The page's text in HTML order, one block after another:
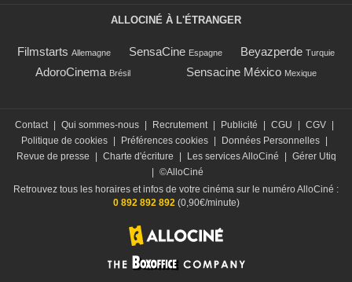
ALLOCINÉ À L'ÉTRANGER
Filmstarts Allemagne SensaCine Espagne Beyazperde Turquie
AdoroCinema Brésil Sensacine México Mexique
Contact Qui sommes-nous Recrutement Publicité CGU CGV
Politique de cookies
Préférences cookies Données Personnelles
Revue de presse
Charte d'écriture Les services AlloCiné
Gérer Utiq
©AlloCiné
Retrouvez tous les horaires et infos de votre cinéma sur le numéro AlloCiné :
0 892 892 892(0,90€/minute)